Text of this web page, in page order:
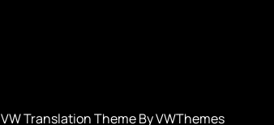
VW Translation Theme By VWThemes